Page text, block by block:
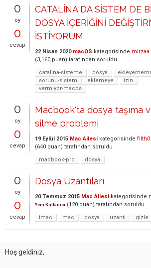
0
oy
0
cevap
CATALİNA DA SİSTEM DE
DOSYA İÇERİĞİNİ
İSTİYORUM
22 Nisan 2020 macOS kategorisinde mirzaa
(3,160 puan) tarafından soruldu
catalina-sisteme
dosya
sorunu-sistem
eklemeye
izin
vermiyor-macos
0
oy
0
cevap
Macbook'ta dosya taşıma
silme problemi
19 Eylül 2015 Mac Ailesi kategorisinde
(640 puan) tarafından soruldu
macbook-pro
dosya
0
oy
0
cevap
Dosya Uzantıları
20 Temmuz 2015 Mac Ailesi kategorisinde
Yeni Kullanıcı (120 puan) tarafından soruldu
imac
mac dosya uzantı gizle
Hoş geldiniz,